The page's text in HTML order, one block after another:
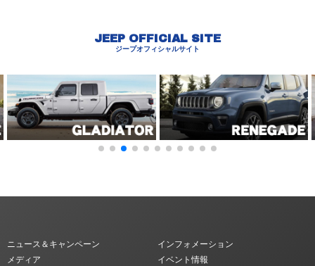
JEEP OFFICIAL SITE
ジープオフィシャルサイト
ニュース＆キャンペーン
インフォメーション
メディア
イベント情報